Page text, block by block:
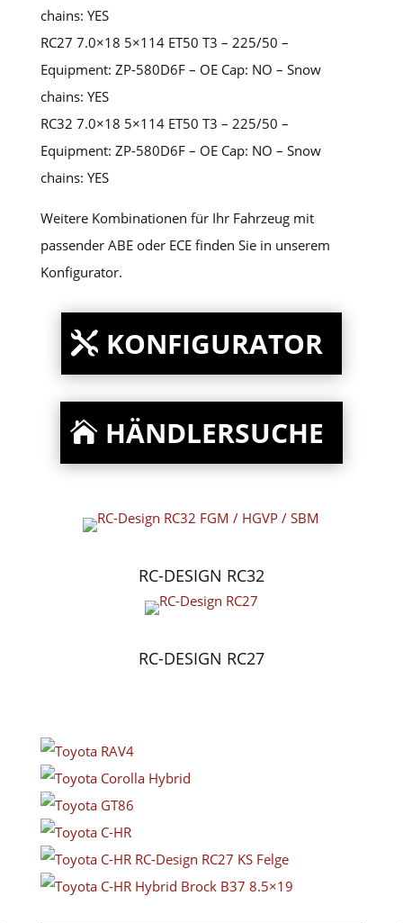
chains: YES
RC27 7.0×18 5×114 ET50 T3 – 225/50 –
Equipment: ZP-580D6F – OE Cap: NO – Snow
chains: YES
RC32 7.0×18 5×114 ET50 T3 – 225/50 –
Equipment: ZP-580D6F – OE Cap: NO – Snow
chains: YES
Weitere Kombinationen für Ihr Fahrzeug mit
passender ABE oder ECE finden Sie in unserem
Konfigurator.
KONFIGURATOR
HÄNDLERSUCHE
RC-DESIGN RC32
RC-DESIGN RC27